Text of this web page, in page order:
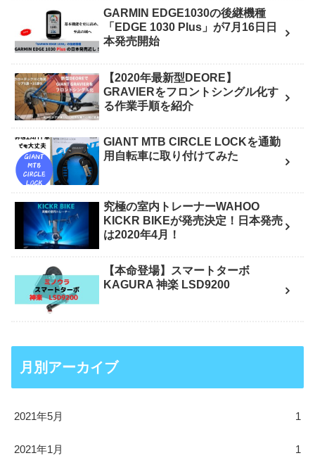
GARMIN EDGE1030の後継機種
「EDGE 1030 Plus」が7月16日日
本発売開始
【2020年最新型DEORE】
GRAVIERをフロントシングル化す
る作業手順を紹介
GIANT MTB CIRCLE LOCKを通勤
用自転車に取り付けてみた
究極の室内トレーナーWAHOO
KICKR BIKEが発売決定！日本発売
は2020年4月！
【本命登場】スマートターボ
KAGURA 神楽 LSD9200
月別アーカイブ
2021年5月 1
2021年1月 1